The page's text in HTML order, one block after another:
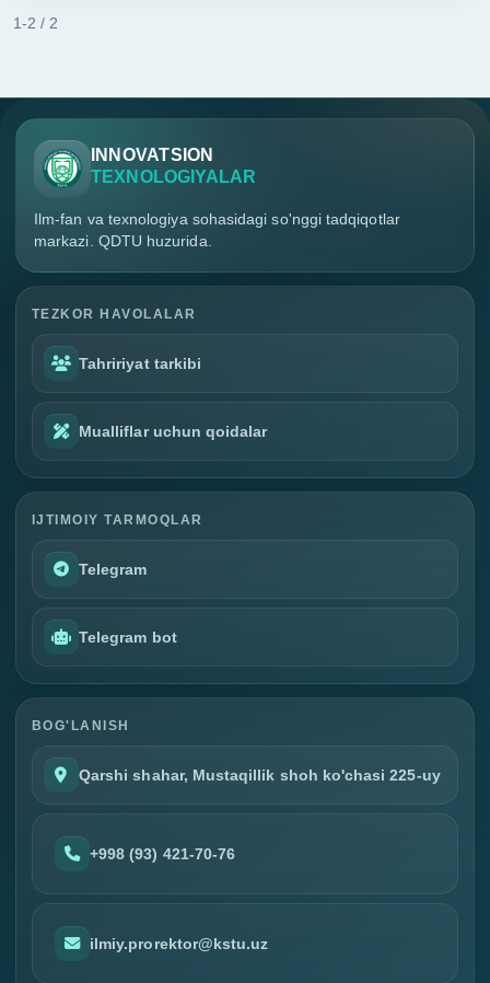
1-2 / 2
INNOVATSION
TEXNOLOGIYALAR
Ilm-fan va texnologiya sohasidagi so'nggi tadqiqotlar
markazi. QDTU huzurida.
TEZKOR HAVOLALAR
Tahririyat tarkibi
Mualliflar uchun qoidalar
IJTIMOIY TARMOQLAR
Telegram
Telegram bot
BOG'LANISH
Qarshi shahar, Mustaqillik shoh ko'chasi 225-uy
+998 (93) 421-70-76
ilmiy.prorektor@kstu.uz